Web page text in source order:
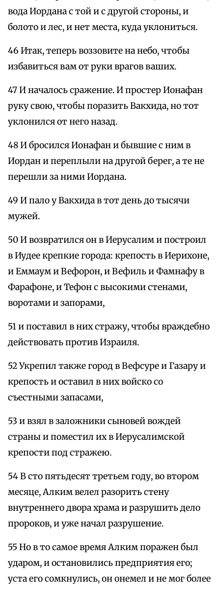
вода Иордана с той и с другой стороны, и
болото и лес, и нет места, куда уклониться.
46 Итак, теперь воззовите на небо, чтобы
избавиться вам от руки врагов ваших.
47 И началось сражение. И простер Ионафан
руку свою, чтобы поразить Вакхида, но тот
уклонился от него назад.
48 И бросился Ионафан и бывшие с ним в
Иордан и переплыли на другой берег, а те не
перешли за ними Иордана.
49 И пало у Вакхида в тот день до тысячи
мужей.
50 И возвратился он в Иерусалим и построил
в Иудее крепкие города: крепость в Иерихоне,
и Еммаум и Вефорон, и Вефиль и Фамнафу в
Фарафоне, и Тефон с высокими стенами,
воротами и запорами,
51 и поставил в них стражу, чтобы враждебно
действовать против Израиля.
52 Укрепил также город в Вефсуре и Газару и
крепость и оставил в них войско со
съестными запасами,
53 и взял в заложники сыновей вождей
страны и поместил их в Иерусалимской
крепости под стражею.
54 В сто пятьдесят третьем году, во втором
месяце, Алким велел разорить стену
внутреннего двора храма и разрушить дело
пророков, и уже начал разрушение.
55 Но в то самое время Алким поражен был
ударом, и остановились предприятия его;
уста его сомкнулись, он онемел и не мог более